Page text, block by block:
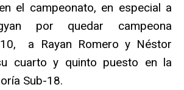
el campeonato, en especial a
por quedar campeona
10, a Rayan Romero y Néstor
cuarto y quinto puesto en la
Sub-18.